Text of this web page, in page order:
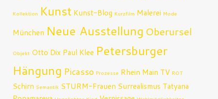
Kollektion Kunst Kunst-Blog Kurzfilm Malerei Mode
München Neue Ausstellung Oberursel
Objekt Otto Dix Paul Klee Petersburger
Hängung Picasso Prozesse Rhein Main TV ROT
Schirn Semantik STURM-Frauen Surrealismus Tatyana